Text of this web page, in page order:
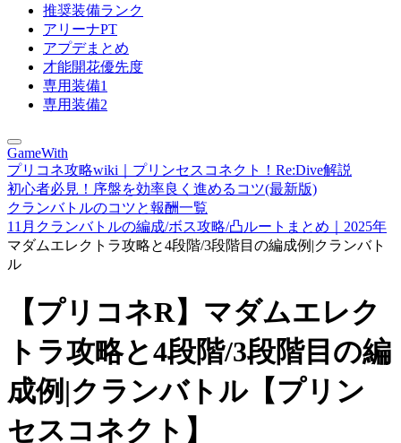
推奨装備ランク
アリーナPT
アプデまとめ
才能開花優先度
専用装備1
専用装備2
GameWith
プリコネ攻略wiki｜プリンセスコネクト！Re:Dive解説
初心者必見！序盤を効率良く進めるコツ(最新版)
クランバトルのコツと報酬一覧
11月クランバトルの編成/ボス攻略/凸ルートまとめ｜2025年
マダムエレクトラ攻略と4段階/3段階目の編成例|クランバト
ル
【プリコネR】マダムエレク
トラ攻略と4段階/3段階目の編
成例|クランバトル【プリン
セスコネクト】